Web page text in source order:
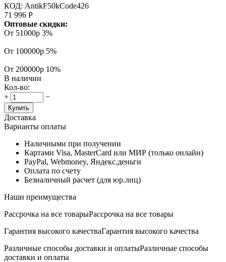
КОД: AntikF50kCode426
71 996 Р
Оптовые скидки:
От 51000р 3%
От 100000р 5%
От 200000р 10%
В наличии
Кол-во:
+
−
Купить
Доставка
Варианты оплаты
Наличными при получении
Картами Visa, MasterCard или МИР (только онлайн)
PayPal, Webmoney, Яндекс.деньги
Оплата по счету
Безналичный расчет (для юр.лиц)
Наши преимущества
Рассрочка на все товарыРассрочка на все товары
Гарантия высокого качестваГарантия высокого качества
Различные способы доставки и оплатыРазличные способы
доставки и оплаты